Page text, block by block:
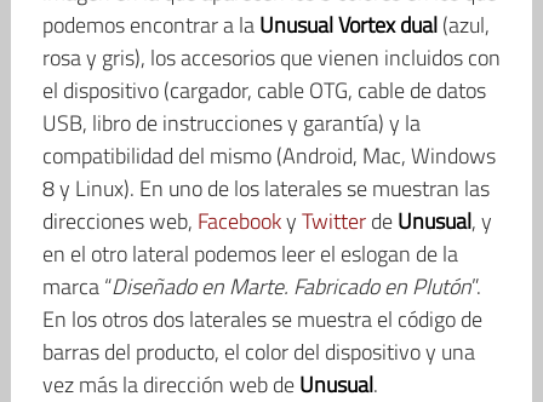
podemos encontrar a laUnusual Vortex dual(azul,
rosa y gris), los accesorios que vienen incluidos con
el dispositivo (cargador, cable OTG, cable de datos
USB, libro de instrucciones y garantía) y la
compatibilidad del mismo (Android, Mac, Windows
8 y Linux). En uno de los laterales se muestran las
direcciones web, FacebookyTwitterdeUnusual, y
en el otro lateral podemos leer el eslogan de la
marca “Diseñado en Marte. Fabricado en Plutón”.
En los otros dos laterales se muestra el código de
barras del producto, el color del dispositivo y una
vez más la dirección web deUnusual.